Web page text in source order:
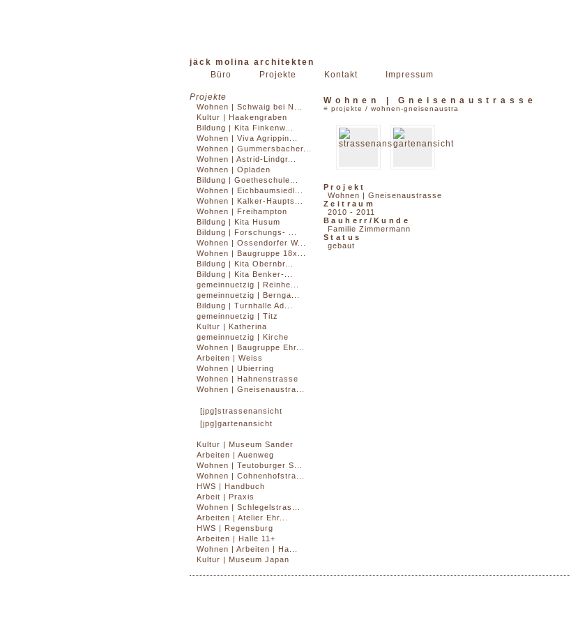
jäck molina architekten
Büro
Projekte Kontakt Impressum
Projekte
Wohnen | Schwaig bei N...
Kultur | Haakengraben
Bildung | Kita Finkenw...
Wohnen | Viva Agrippin...
Wohnen | Gummersbacher...
Wohnen | Astrid-Lindgr...
Wohnen | Opladen
Bildung | Goetheschule...
Wohnen | Eichbaumsiedl...
Wohnen | Kalker-Haupts...
Wohnen | Freihampton
Bildung | Kita Husum
Bildung | Forschungs- ...
Wohnen | Ossendorfer W...
Wohnen | Baugruppe 18x...
Bildung | Kita Obernbr...
Bildung | Kita Benker-...
gemeinnuetzig | Reinhe...
gemeinnuetzig | Bernga...
Bildung | Turnhalle Ad...
gemeinnuetzig | Titz
Kultur | Katherina
gemeinnuetzig | Kirche
Wohnen | Baugruppe Ehr...
Arbeiten | Weiss
Wohnen | Ubierring
Wohnen | Hahnenstrasse
Wohnen | Gneisenaustra...
[jpg]strassenansicht
[jpg]gartenansicht
Kultur | Museum Sander
Arbeiten | Auenweg
Wohnen | Teutoburger S...
Wohnen | Cohnenhofstra...
HWS | Handbuch
Arbeit | Praxis
Wohnen | Schlegelstras...
Arbeiten | Atelier Ehr...
HWS | Regensburg
Arbeiten | Halle 11+
Wohnen | Arbeiten | Ha...
Kultur | Museum Japan
Wohnen | Gneisenaustrasse
≡ projekte / wohnen-gneisenaustra
Projekt
Wohnen | Gneisenaustrasse
Zeitraum
2010 - 2011
Bauherr/Kunde
Familie Zimmermann
Status
gebaut